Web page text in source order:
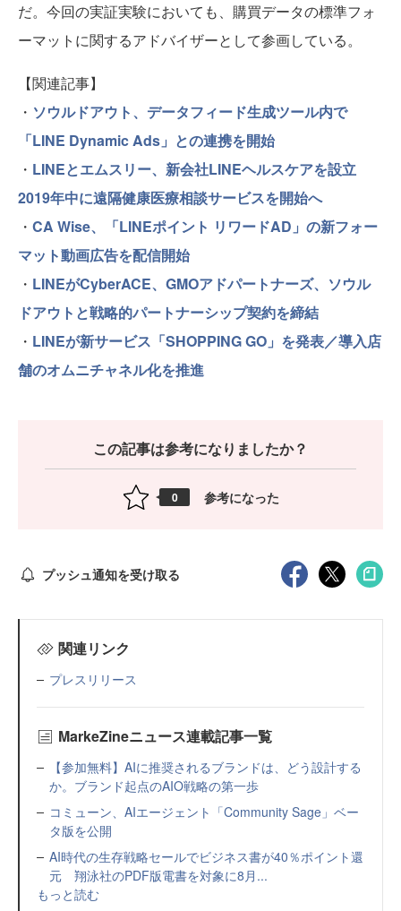
だ。今回の実証実験においても、購買データの標準フォ
ーマットに関するアドバイザーとして参画している。
【関連記事】
・ ソウルドアウト、データフィード生成ツール内で
「LINE Dynamic Ads」との連携を開始
・ LINEとエムスリー、新会社LINEヘルスケアを設立
2019年中に遠隔健康医療相談サービスを開始へ
・ CA Wise、「LINEポイント リワードAD」の新フォー
マット動画広告を配信開始
・ LINEがCyberACE、GMOアドパートナーズ、ソウル
ドアウトと戦略的パートナーシップ契約を締結
・ LINEが新サービス「SHOPPING GO」を発表／導入店
舗のオムニチャネル化を推進
この記事は参考になりましたか？
0 参考になった
プッシュ通知を受け取る
関連リンク
プレスリリース
MarkeZineニュース連載記事一覧
【参加無料】AIに推奨されるブランドは、どう設計する
か。ブランド起点のAIO戦略の第一歩
コミューン、AIエージェント「Community Sage」ベー
タ版を公開
AI時代の生存戦略セールでビジネス書が40％ポイント還
元 翔泳社のPDF版電書を対象に8月...
もっと読む